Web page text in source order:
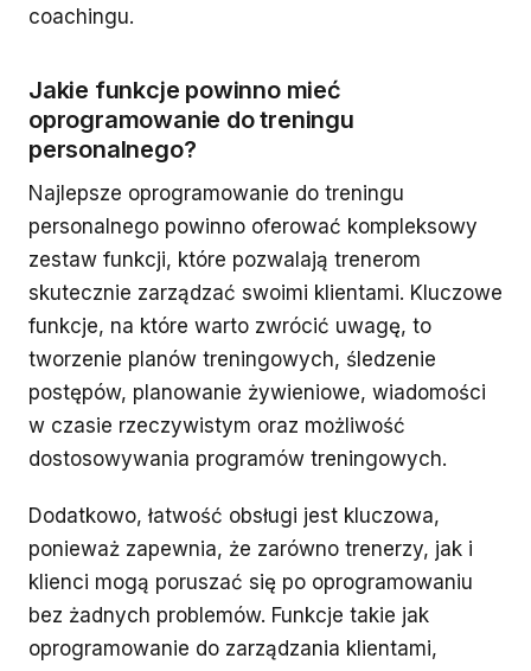
coachingu.
Jakie funkcje powinno mieć
oprogramowanie do treningu
personalnego?
Najlepsze oprogramowanie do treningu
personalnego powinno oferować kompleksowy
zestaw funkcji, które pozwalają trenerom
skutecznie zarządzać swoimi klientami. Kluczowe
funkcje, na które warto zwrócić uwagę, to
tworzenie planów treningowych, śledzenie
postępów, planowanie żywieniowe, wiadomości
w czasie rzeczywistym oraz możliwość
dostosowywania programów treningowych.
Dodatkowo, łatwość obsługi jest kluczowa,
ponieważ zapewnia, że zarówno trenerzy, jak i
klienci mogą poruszać się po oprogramowaniu
bez żadnych problemów. Funkcje takie jak
oprogramowanie do zarządzania klientami,